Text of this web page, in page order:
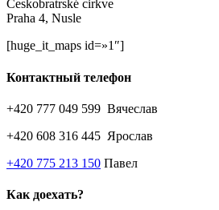
Českobratrské cirkve
Praha 4, Nusle
[huge_it_maps id=»1″]
Контактный телефон
+420 777 049 599 Вячеслав
+420 608 316 445 Ярослав
+420 775 213 150 Павел
Как доехать?